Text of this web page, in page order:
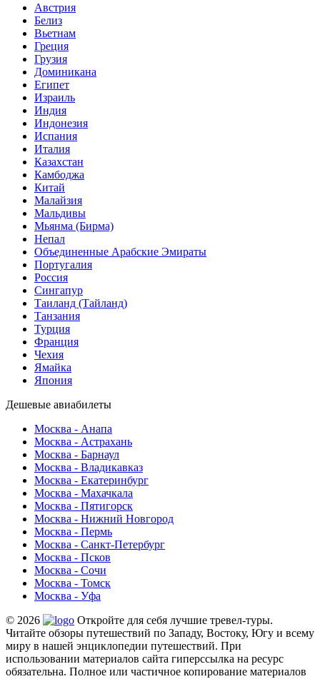
Австрия
Белиз
Вьетнам
Греция
Грузия
Доминикана
Египет
Израиль
Индия
Индонезия
Испания
Италия
Казахстан
Камбоджа
Китай
Малайзия
Мальдивы
Мьянма (Бирма)
Непал
Объединенные Арабские Эмираты
Португалия
Россия
Сингапур
Таиланд (Тайланд)
Танзания
Турция
Франция
Чехия
Ямайка
Япония
Дешевые авиабилеты
Москва - Анапа
Москва - Астрахань
Москва - Барнаул
Москва - Владикавказ
Москва - Екатеринбург
Москва - Махачкала
Москва - Пятигорск
Москва - Нижний Новгород
Москва - Пермь
Москва - Санкт-Петербург
Москва - Псков
Москва - Сочи
Москва - Томск
Москва - Уфа
© 2026
Откройте для себя лучшие тревел-туры.
Читайте обзоры путешествий по Западу, Востоку, Югу и всему
миру в нашей энциклопедии путешествий. При
использовании материалов сайта гиперссылка на ресурс
обязательна. Полное или частичное копирование материалов